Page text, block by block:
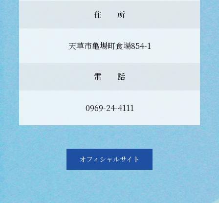
住 所
天草市亀場町食場854-1
電 話
0969-24-4111
オフィシャルサイト